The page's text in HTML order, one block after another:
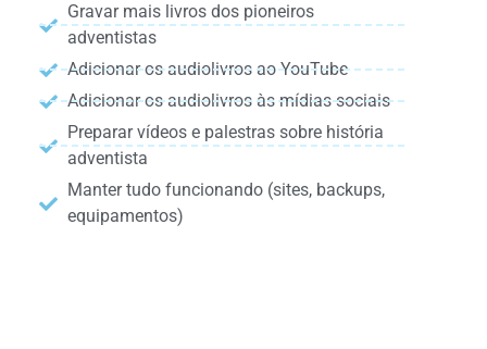
Gravar mais livros dos pioneiros
adventistas
Adicionar os audiolivros ao YouTube
Adicionar os audiolivros às mídias sociais
Preparar vídeos e palestras sobre história
adventista
Manter tudo funcionando (sites, backups,
equipamentos)